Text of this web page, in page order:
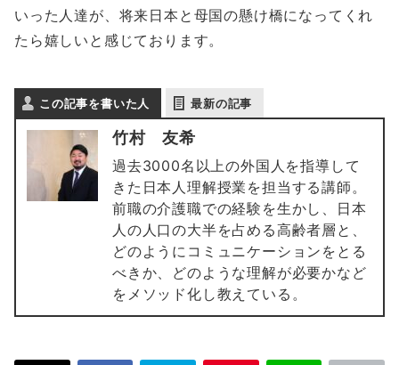
いった人達が、将来日本と母国の懸け橋になってくれ
たら嬉しいと感じております。
この記事を書いた人 最新の記事
竹村 友希
過去3000名以上の外国人を指導して
きた日本人理解授業を担当する講師。
前職の介護職での経験を生かし、日本
人の人口の大半を占める高齢者層と、
どのようにコミュニケーションをとる
べきか、どのような理解が必要かなど
をメソッド化し教えている。